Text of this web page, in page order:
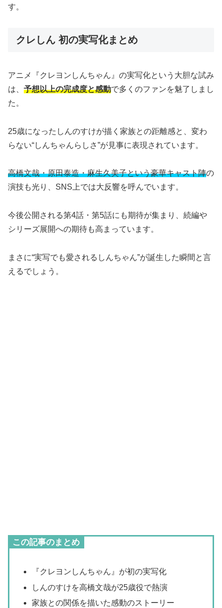
す。
クレしん 初の実写化まとめ
アニメ『クレヨンしんちゃん』の実写化という大胆な試み
は、 予想以上の完成度と感動で多くのファンを魅了しまし
た。
25歳になったしんのすけが描く家族との距離感と、変わ
らない“しんちゃんらしさ”が見事に表現されています。
高橋文哉・原田泰造・麻生久美子という豪華キャスト陣の
演技も光り、SNS上では大反響を呼んでいます。
今後公開される第4話・第5話にも期待が集まり、続編や
シリーズ展開への期待も高まっています。
まさに“実写でも愛されるしんちゃん”が誕生した瞬間と言
えるでしょう。
この記事のまとめ
『クレヨンしんちゃん』が初の実写化
しんのすけを高橋文哉が25歳役で熱演
家族との関係を描いた感動のストーリー